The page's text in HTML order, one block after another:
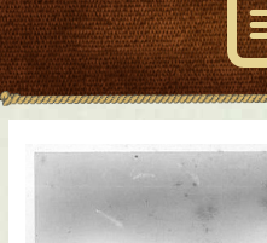
Навигация
записям